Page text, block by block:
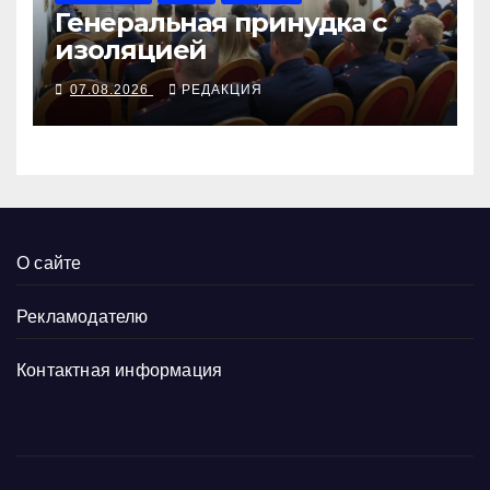
Генеральная принудка с
изоляцией
07.08.2026 РЕДАКЦИЯ
О сайте
Рекламодателю
Контактная информация